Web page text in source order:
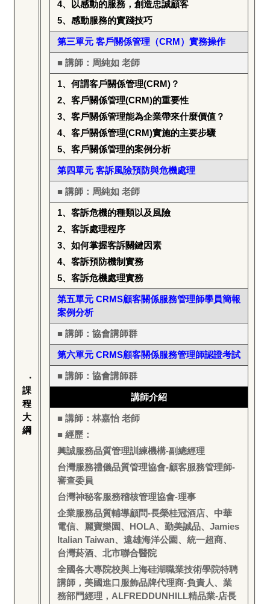
‧
課
程
大
綱
4、以感動的服務，創造忠誠顧客
5、感動服務的實踐技巧
第三單元客戶關係管理（CRM）實務操作
■ 講師：周純如 老師
1、何謂客戶關係管理(CRM)？
2、客戶關係管理(CRM)的重要性
3、客戶關係管理能為企業帶來什麼價值？
4、客戶關係管理(CRM)實施的主要步驟
5、客戶關係管理的案例分析
第四單元客訴風險預防與危機處理
■ 講師：周純如 老師
1、客訴危機的種類以及風險
2、客訴處理程序
3、如何掌握客訴關鍵因素
4、客訴預防機制實務
5、客訴危機處理實務
第五單元 CRMS顧客關係服務管理師學員簡報
案例分析
■ 講師：協會講師群
第六單元 CRMS顧客關係服務管理師認證考試
■ 講師：協會講師群
講師介紹
■ 講師：林嘉怡 老師
■ 經歷：
興誠服務品質管理訓練機構-副總經理
台灣服務禮儀品質管理協會-顧客服務管理師-
審查委員
台灣神秘客服務稽核管理協會-理事
企業服務品質輔導顧問-長榮桂冠酒店、中華
電信、麗寶樂園、HOLA、勤美誠品、Jamies
Italian Taiwan、遠雄海洋公園、統一超商、
台灣菸酒、北市聯合醫院
全國各大專院校與上海硅湖職業技術學院特聘
講師，美國進口服飾品牌代理商-負責人、業
務部門經理，ALFREDDUNHILL精品業-店長